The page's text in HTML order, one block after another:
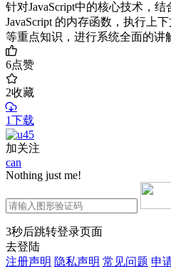
针对JavaScript中的核心技术，
JavaScript 的内存函数，执行上
等重点知识，进行系统全面的讲
6点赞
2收藏
1下载
加关注
can
Nothing just me!
3秒后跳转登录页面
去登陆
注册声明 隐私声明 常见问题 申